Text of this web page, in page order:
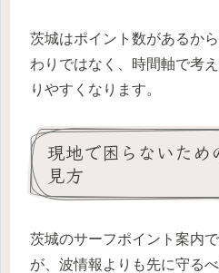
茨城はポイント数があるか
わりではなく、時間軸で考
りやすくなります。
現地で困らないため
見方
茨城のサーフポイント案内
が、波情報よりも先に守る